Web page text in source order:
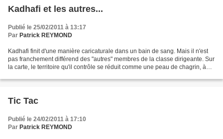
Kadhafi et les autres...
Publié le 25/02/2011 à 13:17
Par Patrick REYMOND
Kadhafi finit d'une manière caricaturale dans un bain de sang. Mais il n'est
pas franchement différend des "autres" membres de la classe dirigeante. Sur
la carte, le territoire qu'il contrôle se réduit comme une peau de chagrin, à
Tic Tac
Publié le 24/02/2011 à 17:10
Par Patrick REYMOND